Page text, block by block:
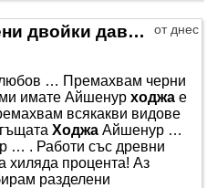
за привличане на
от днес
Ходжа Айшенур е номер 1 във събирането на разделени двойки дава бърз и ефективен резултат до 72 часа
любов … Премахвам черни
имате Айшенур ходжа е
всякакви видове
Ходжа Айшенур …
… . Работи със древни
хиляда процента! Аз
разделени